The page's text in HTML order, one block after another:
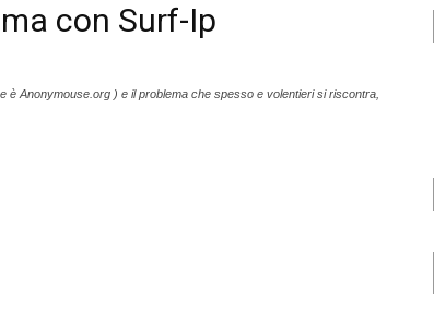
con Surf-Ip
Anonymouse.org ) e il problema che spesso e volentieri si riscontra,